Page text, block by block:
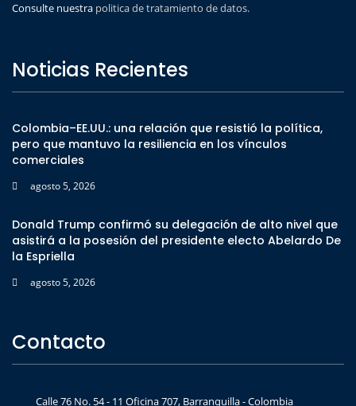
Consulte nuestra politica de tratamiento de datos.
Noticias Recientes
Colombia–EE.UU.: una relación que resistió la política,
pero que mantuvo la resiliencia en los vínculos
comerciales
agosto 5, 2026
Donald Trump confirmó su delegación de alto nivel que
asistirá a la posesión del presidente electo Abelardo De
la Espriella
agosto 5, 2026
Contacto
Calle 76 No. 54 - 11 Oficina 707, Barranquilla - Colombia